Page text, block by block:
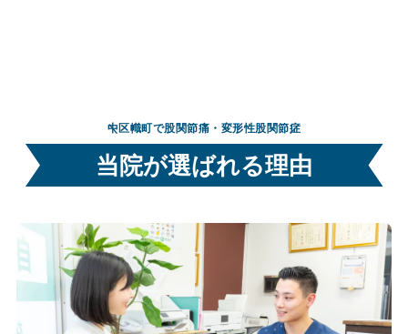
中区幟町で股関節痛・変形性股関節症
当院が選ばれる理由